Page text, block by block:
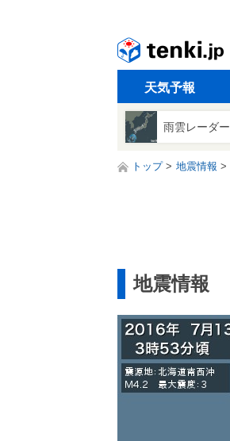
天気予報
雨雲レーダー
トップ 地震情報
地震情報